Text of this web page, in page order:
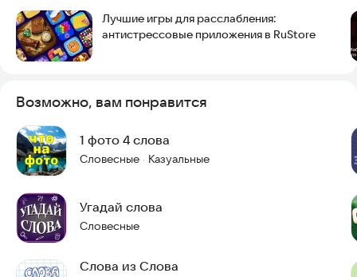
другим, что в вашем лексиконе скрыты невероятные
богатства! Начните свое словообразовательное
приключение!
https://tdeveloper-0812.github.io/
tDeveloper-0812@yandex.ru
Лучшие игры для расслабления:
антистрессовые приложения в RuStore
Возможно, вам понравится
1 фото 4 слова
Словесные · Казуальные
Угадай слова
Словесные
Слова из Слова